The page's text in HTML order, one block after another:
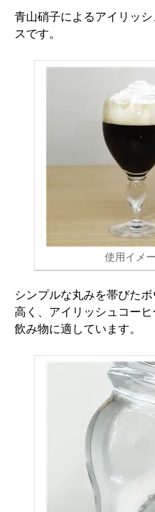
青山硝子によるアイリッ
スです。
使用イメ
シンプルな丸みを帯びた
高く、アイリッシュコー
飲み物に適しています。